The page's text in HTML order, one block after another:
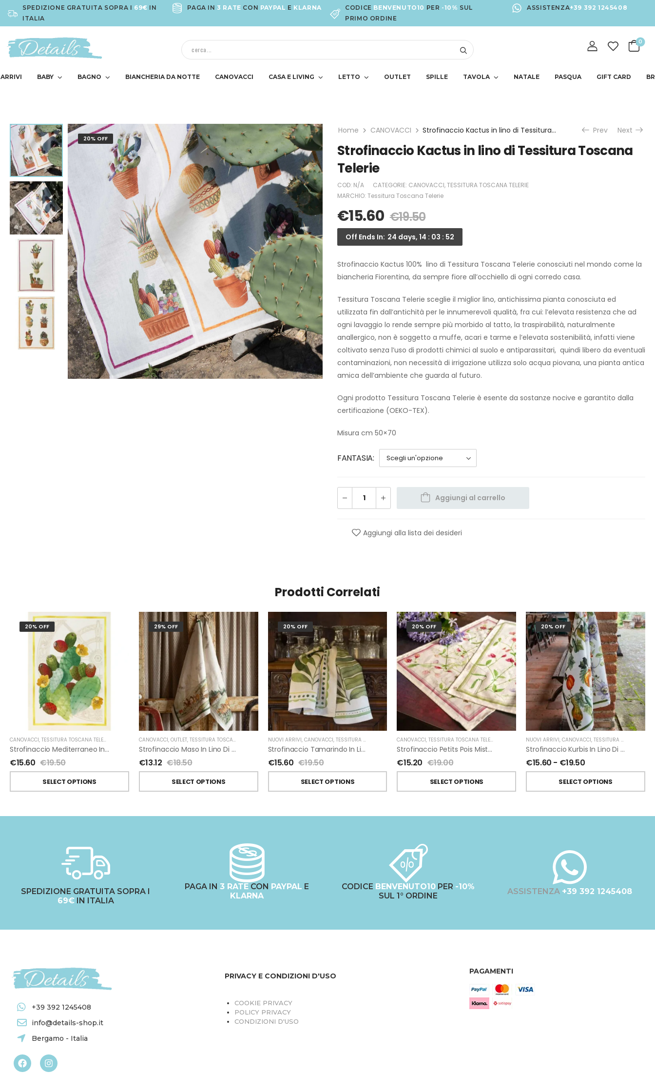
SPEDIZIONE GRATUITA SOPRA I 69€ IN
ITALIA
PAGA IN 3 RATE CON PAYPAL E KLARNA CODICE BENVENUTO10 PER -10% SUL
PRIMO ORDINE
ASSISTENZA+39 392 1245408
0
BABY BAGNO BIANCHERIA DA NOTTE CANOVACCI CASA E LIVING LETTO OUTLET SPILLE TAVOLA NATALE PASQUA GIFT CARD
20% OFF
Home CANOVACCI Strofinaccio Kactus in lino di Tessitura Toscana Telerie Prev Next
Strofinaccio Kactus in lino di Tessitura Toscana
Telerie
COD: N/A CATEGORIE: CANOVACCI,TESSITURA TOSCANA TELERIE
MARCHIO: Tessitura Toscana Telerie
€15.60 €19.50
Off Ends In: 24 days, 14 : 03 : 52
Strofinaccio Kactus 100% lino di Tessitura Toscana Telerie conosciuti nel mondo come la
biancheria Fiorentina, da sempre fiore all’occhiello di ogni corredo casa.
Tessitura Toscana Telerie sceglie il miglior lino, antichissima pianta conosciuta ed
utilizzata fin dall’antichità per le innumerevoli qualità, fra cui: l’elevata resistenza che ad
ogni lavaggio lo rende sempre più morbido al tatto, la traspirabilità, naturalmente
anallergico, non è soggetto a muffe, acari e tarme e l’elevata sostenibilità, infatti viene
coltivato senza l’uso di prodotti chimici al suolo e antiparassitari, quindi libero da eventuali
contaminazioni, non necessità di irrigazione utilizza solo acqua piovana, una pianta antica
amica dell’ambiente che guarda al futuro.
Ogni prodotto Tessitura Toscana Telerie è esente da sostanze nocive e garantito dalla
certificazione (OEKO-TEX).
Misura cm 50×70
FANTASIA
Aggiungi al carrello
Aggiungi alla lista dei desideri
Prodotti Correlati
20% OFF
CANOVACCI, TESSITURA TOSCANA TELERIE
Strofinaccio Mediterraneo In Lino Di Tessitura Toscana Telerie
€15.60 €19.50
SELECT OPTIONS
29% OFF
CANOVACCI, OUTLET, TESSITURA TOSCANA TELERIE
Strofinaccio Maso In Lino Di Tessitura Toscana Telerie
€13.12 €18.50
SELECT OPTIONS
20% OFF
NUOVI ARRIVI, CANOVACCI, TESSITURA TOSCANA TELERIE
Strofinaccio Tamarindo In Lino Di Tessitura Toscana Telerie
€15.60 €19.50
SELECT OPTIONS
20% OFF
CANOVACCI,TESSITURA TOSCANA TELERIE
Strofinaccio Petits Pois Misto Lino Di Tessitura Toscana Telerie
€15.20 €19.00
SELECT OPTIONS
20% OFF
NUOVI ARRIVI,CANOVACCI,TESSITURA TOSCANA TELERIE
Strofinaccio Kurbis In Lino Di Tessitura Toscana Telerie
€15.60 - €19.50
SELECT OPTIONS
SPEDIZIONE GRATUITA SOPRA I
69€IN ITALIA
PAGA IN 3 RATE CON PAYPAL E
KLARNA
CODICE BENVENUTO10 PER -10%
SUL 1° ORDINE
ASSISTENZA +39 392 1245408
+39 392 1245408
info@details-shop.it
Bergamo - Italia
PRIVACY E CONDIZIONI D'USO
COOKIE PRIVACY
POLICY PRIVACY
CONDIZIONI D'USO
PAGAMENTI